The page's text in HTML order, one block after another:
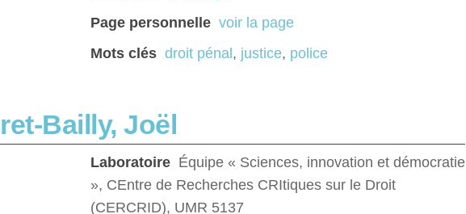
Page personnelle voir la page
Mots clés droit pénal , justice, police
Bailly, Joël
Laboratoire Équipe « Sciences, innovation et démocratie
», CEntre de Recherches CRItiques sur le Droit
(CERCRID), UMR 5137